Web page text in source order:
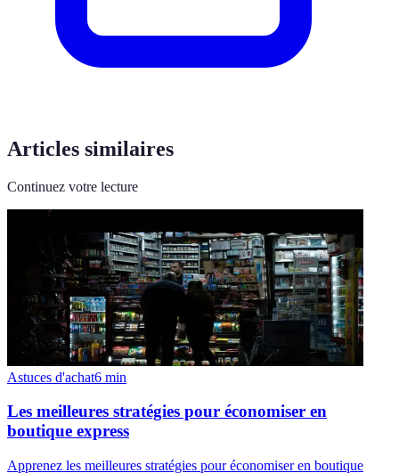
Articles similaires
Continuez votre lecture
Astuces d'achat6 min
Les meilleures stratégies pour économiser en
boutique express
Apprenez les meilleures stratégies pour économiser en boutique